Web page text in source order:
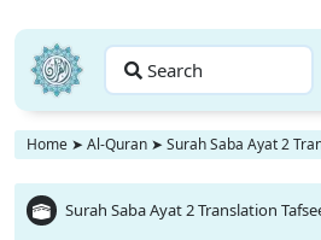
Search
Home ➤ Al-Quran ➤ Surah Saba Ayat 2
Surah Saba Ayat 2 Translation